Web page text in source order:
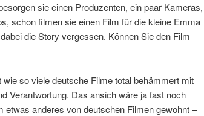
sie einen Produzenten, ein paar Kameras,
schon filmen sie einen Film für die kleine Emma
die Story vergessen. Können Sie den Film
so viele deutsche Filme total behämmert mit
Verantwortung. Das ansich wäre ja fast noch
etwas anderes von deutschen Filmen gewohnt –